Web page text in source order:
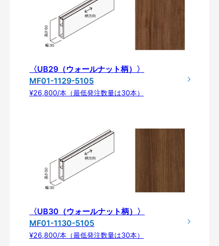
〈UB29（ウォールナット柄）〉
MF01-1129-5105
¥26,800/本（最低発注数量は30本）
〈UB30（ウォールナット柄）〉
MF01-1130-5105
¥26,800/本（最低発注数量は30本）